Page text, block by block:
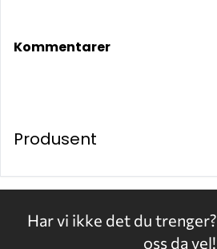
Kommentarer
Produsent
Har vi ikke det du trenger?
oss da vel!